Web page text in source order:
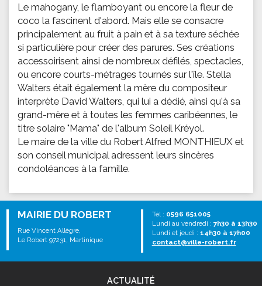
Le mahogany, le flamboyant ou encore la fleur de
coco la fascinent d'abord. Mais elle se consacre
principalement au fruit à pain et à sa texture séchée
si particulière pour créer des parures. Ses créations
accessoirisent ainsi de nombreux défilés, spectacles,
ou encore courts-métrages tournés sur l'île. Stella
Walters était également la mère du compositeur
interprète David Walters, qui lui a dédié, ainsi qu'à sa
grand-mère et à toutes les femmes caribéennes, le
titre solaire "Mama" de l'album Soleil Kréyol.
Le maire de la ville du Robert Alfred MONTHIEUX et
son conseil municipal adressent leurs sincères
condoléances à la famille.
MAIRIE DU ROBERT
Rue Vincent Allègre,
Le Robert 97231, Martinique
Tél : 0596 651005
Lundi au vendredi : 7h30 à 13h30
Lundi et jeudi : 14h30 à 17h00
contact@ville-robert.fr
ACTUALITÉ